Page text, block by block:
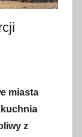
miasta
z